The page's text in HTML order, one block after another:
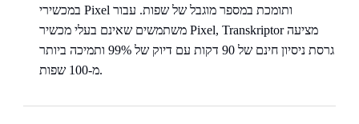
במכשירי Pixel ותומכת במספר מוגבל של שפות. עבור
משתמשים שאינם בעלי מכשיר Pixel,‏ Transkriptor מציעה
גרסת ניסיון חינם של 90 דקות עם דיוק של 99% ותמיכה ביותר
מ-100 שפות.